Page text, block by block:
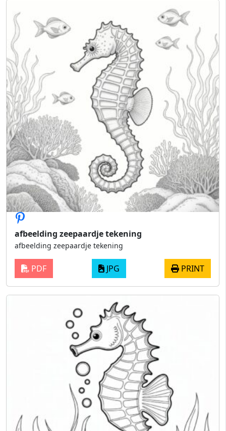
afbeelding zeepaardje tekening
afbeelding zeepaardje tekening
PDF JPG PRINT